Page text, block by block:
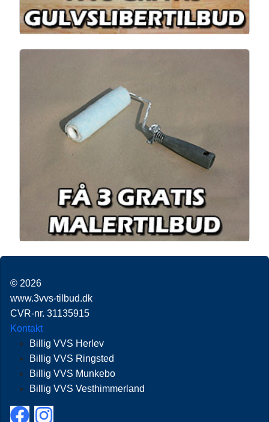
© 2026
www.3vvs-tilbud.dk
CVR-nr. 31135915
Kontakt
Billig VVS Herlev
Billig VVS Ringsted
Billig VVS Munkebo
Billig VVS Vesthimmerland